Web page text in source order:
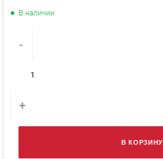
В наличии
-
+
В КОРЗИНУ